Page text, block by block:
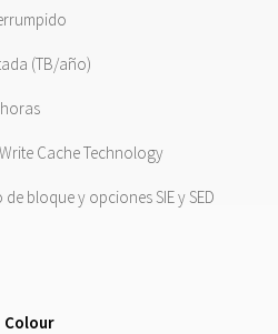
(TB/año)
horas
Cache Technology
bloque y opciones SIE y SED
Colour